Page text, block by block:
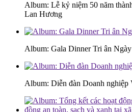
Album: Lễ kỷ niệm 50 năm
Lan Hương
Album: Gala Dinner Tri ân
Album: Diễn đàn Doanh nghiệp